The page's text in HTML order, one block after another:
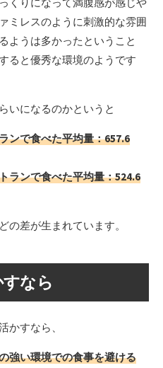
ミレスのように刺激的な雰囲
ようは多かったということ
ると優秀な環境のようです
いになるのかというと
ンで食べた平均量：657.6
ランで食べた平均量：524.6
の差が生まれています。
なら
かすなら、
強い環境での食事を避ける